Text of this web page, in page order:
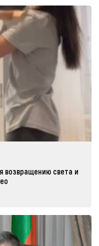
возвращению света и